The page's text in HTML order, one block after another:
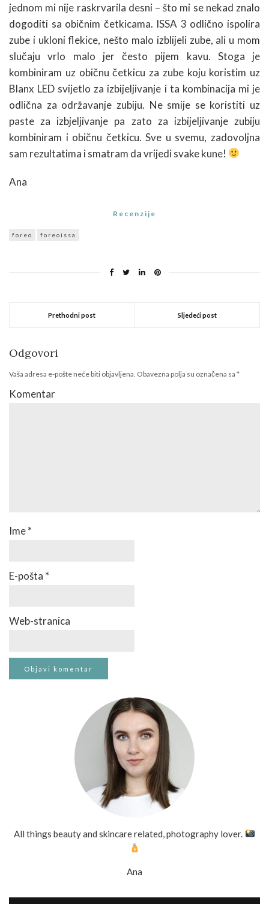
jednom mi nije raskrvarila desni – što mi se nekad znalo
dogoditi sa običnim četkicama. ISSA 3 odlično ispolira
zube i ukloni flekice, nešto malo izblijeli zube, ali u mom
slučaju vrlo malo jer često pijem kavu. Stoga je
kombiniram uz običnu četkicu za zube koju koristim uz
Blanx LED svijetlo za izbijeljivanje i ta kombinacija mi je
odlična za održavanje zubiju. Ne smije se koristiti uz
paste za izbjeljivanje pa zato za izbijeljivanje zubiju
kombiniram i običnu četkicu. Sve u svemu, zadovoljna
sam rezultatima i smatram da vrijedi svake kune!
Ana
Recenzije
foreo foreoissa
Prethodni post Sljedeći post
Odgovori
Vaša adresa e-pošte neće biti objavljena. Obavezna polja su označena sa *
Komentar
Ime*
E-pošta *
Web-stranica
All things beauty and skincare related, photography lover.
Ana